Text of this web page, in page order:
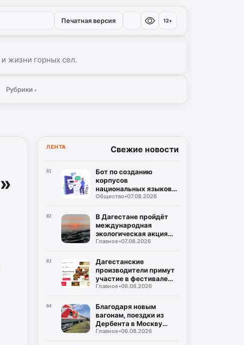
Печатная версия 12+
жизни горных сел.
Рубрики▾
ЛЕНТА Свежие новости
01
Бот по созданию
корпусов
национальных языков
дагестанских народов
Общество•07.08.2026
02
В Дагестане пройдёт
международная
экологическая акция
«Чистый Каспий»
Главное•07.08.2026
03
Дагестанские
производители примут
участие в фестивале
«Вкусы России»
Главное•06.08.2026
04
Благодаря новым
вагонам, поездки из
Дербента в Москву
станут комфортнее
Главное•06.08.2026